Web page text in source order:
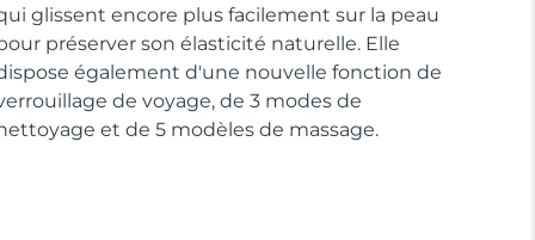
glissent encore plus facilement sur la peau
préserver son élasticité naturelle. Elle
également d'une nouvelle fonction de
de voyage, de 3 modes de
et de 5 modèles de massage.